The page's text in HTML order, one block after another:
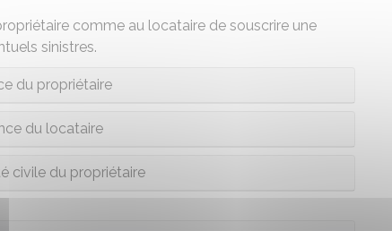
comme au locataire de souscrire une
sinistres.
du propriétaire
du locataire
civile du propriétaire